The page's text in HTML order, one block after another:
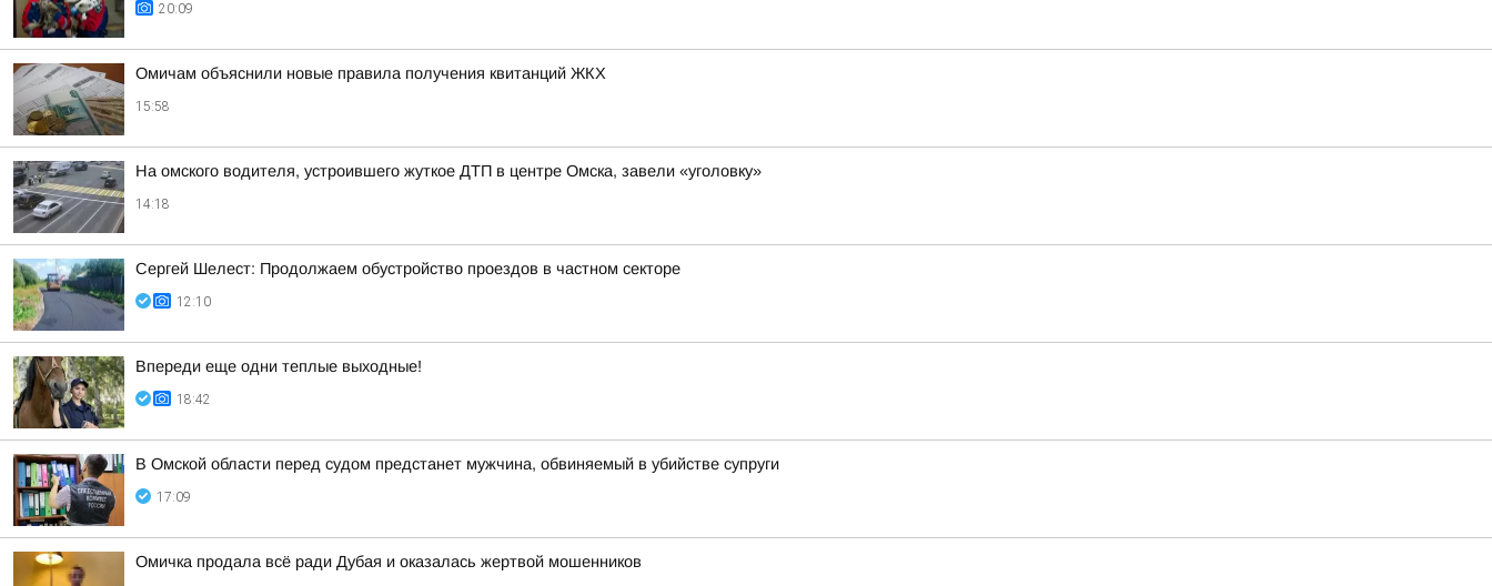
20:09
Омичам объяснили новые правила получения квитанций ЖКХ
15:58
На омского водителя, устроившего жуткое ДТП в центре Омска, завели «уголовку»
14:18
Сергей Шелест: Продолжаем обустройство проездов в частном секторе
12:10
Впереди еще одни теплые выходные!
18:42
В Омской области перед судом предстанет мужчина, обвиняемый в убийстве супруги
17:09
Омичка продала всё ради Дубая и оказалась жертвой мошенников